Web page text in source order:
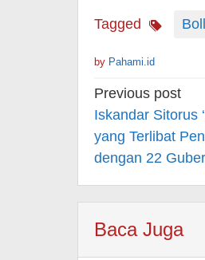
Tagged
by Pahami.id
Post
navigation
Previous post
Iskandar Sitorus
yang Terlibat
dengan 22
Baca Juga